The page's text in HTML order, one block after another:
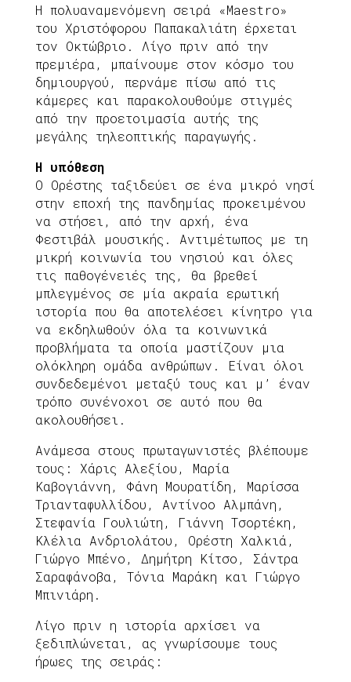
Η πολυαναμενόμενη σειρά «Maestro»
του Χριστόφορου Παπακαλιάτη έρχεται
τον Οκτώβριο. Λίγο πριν από την
πρεμιέρα, μπαίνουμε στον κόσμο του
δημιουργού, περνάμε πίσω από τις
κάμερες και παρακολουθούμε στιγμές
από την προετοιμασία αυτής της
μεγάλης τηλεοπτικής παραγωγής.
H υπόθεση
O Ορέστης ταξιδεύει σε ένα μικρό νησί
στην εποχή της πανδημίας προκειμένου
να στήσει, από την αρχή, ένα
Φεστιβάλ μουσικής. Αντιμέτωπος με τη
μικρή κοινωνία του νησιού και όλες
τις παθογένειές της, θα βρεθεί
μπλεγμένος σε μία ακραία ερωτική
ιστορία που θα αποτελέσει κίνητρο για
να εκδηλωθούν όλα τα κοινωνικά
προβλήματα τα οποία μαστίζουν μια
ολόκληρη ομάδα ανθρώπων. Είναι όλοι
συνδεδεμένοι μεταξύ τους και μ’ έναν
τρόπο συνένοχοι σε αυτό που θα
ακολουθήσει.
Ανάμεσα στους πρωταγωνιστές βλέπουμε
τους: Χάρις Αλεξίου, Μαρία
Καβογιάννη, Φάνη Μουρατίδη, Μαρίσσα
Τριανταφυλλίδου, Αντίνοο Αλμπάνη,
Στεφανία Γουλιώτη, Γιάννη Τσορτέκη,
Κλέλια Ανδριολάτου, Ορέστη Χαλκιά,
Γιώργο Μπένο, Δημήτρη Κίτσο, Σάντρα
Σαραφάνοβα, Τόνια Μαράκη και Γιώργο
Μπινιάρη.
Λίγο πριν η ιστορία αρχίσει να
ξεδιπλώνεται, ας γνωρίσουμε τους
ήρωες της σειράς: